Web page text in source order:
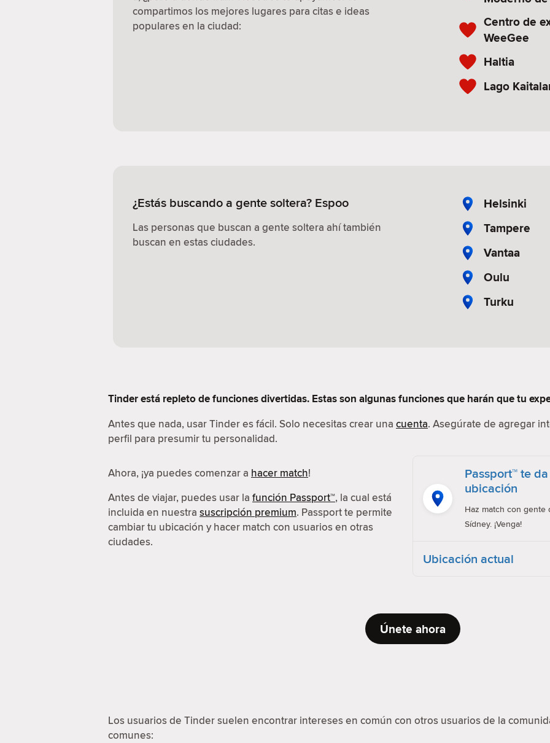
compartimos los mejores lugares para citas e ideas
populares en la ciudad:
Centro de
WeeGee
Haltia
Lago
¿Estás buscando a gente soltera? Espoo
Las personas que buscan a gente soltera ahí también
buscan en estas ciudades.
Helsinki
Tampere
Vantaa
Oulu
Turku
Tinder está repleto de funciones divertidas. Estas son algunas funciones que harán que tu
Antes que nada, usar Tinder es fácil. Solo necesitas crear una cuenta. Asegúrate de agregar
perfil para presumir tu personalidad.
Ahora, ¡ya puedes comenzar a hacer match!
Antes de viajar, puedes usar la función Passport™, la cual está
incluida en nuestra suscripción premium. Passport te permite
cambiar tu ubicación y hacer match con usuarios en otras
ciudades.
Passport™ te
ubicación
Haz match con gente
Sídney. ¡Venga!
Ubicación actual
Únete ahora
Los usuarios de Tinder suelen encontrar intereses en común con otros usuarios de la
comunes: